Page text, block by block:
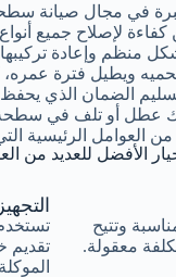
في مجال صيانة
لإصلاح جميع
منظم وإعادة
ويطيل فترة عمره،
الضمان الذي
عطل أو تلف في
العوامل الرئيسية
الأفضل للعديد من
تقديم
وتتيح
معقولة.